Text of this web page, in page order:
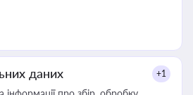
даних +1